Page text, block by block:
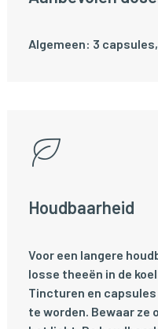
Algemeen: 3
Houdbaarheid
Voor een langere
losse theeën in de
Tincturen en
te worden. Bewaar ze